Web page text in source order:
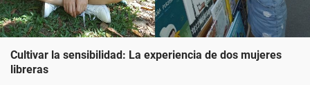
Cultivar la sensibilidad: La experiencia de dos mujeres
libreras